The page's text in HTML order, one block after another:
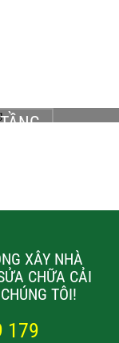
Sỹ, phường 13,
nhà phố trọn gói
XÂY NHÀ
CHỮA CẢI
TÔI!
179